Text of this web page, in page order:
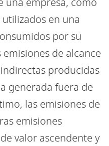
en una
por su
de alcance
producidas
generada fuera de
las emisiones de
emisiones
valor ascendente y